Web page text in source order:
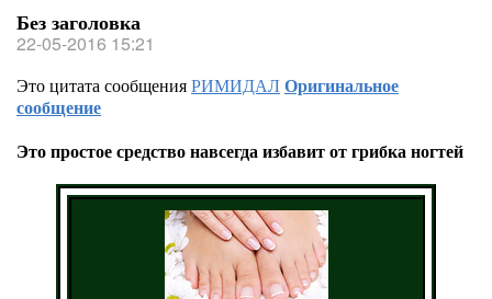
Без заголовка
22-05-2016 15:21
Это цитата сообщенияРИМИДАЛОригинальное
сообщение
Это простое средство навсегда избавит от грибка ногтей